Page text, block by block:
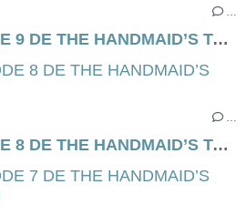
…
SAISON 6 - ÉPISODE 9 DE THE HANDMAID’S TALE (EXECUTION)
…
SAISON 6 - ÉPISODE 8 DE THE HANDMAID’S TALE (EXODUS)